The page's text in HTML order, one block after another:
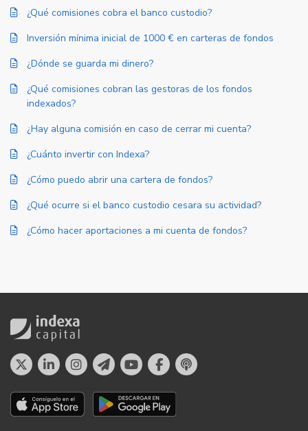
¿Qué comisiones cobra el banco custodio?
Inversión mínima inicial de 1000 € en carteras de fondos
¿Dónde se guarda mi dinero?
¿Qué comisiones cobran las gestoras de los fondos
indexados?
¿Hay alguna comisión en caso de cerrar mi cuenta?
¿Cuánto invertir con Indexa?
¿Cómo puedo abrir una cartera de fondos?
¿Qué ocurre si el banco custodio cesara su actividad?
¿Cómo hacer aportaciones a mi cuenta de fondos?